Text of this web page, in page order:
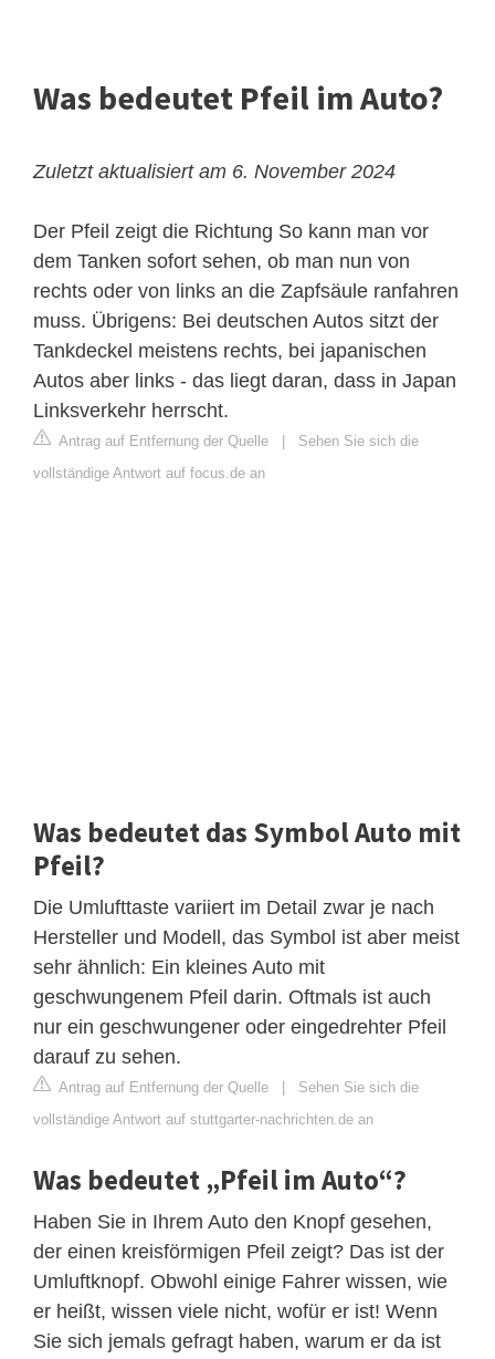
Was bedeutet Pfeil im Auto?
Zuletzt aktualisiert am 6. November 2024
Der Pfeil zeigt die Richtung So kann man vor
dem Tanken sofort sehen, ob man nun von
rechts oder von links an die Zapfsäule ranfahren
muss. Übrigens: Bei deutschen Autos sitzt der
Tankdeckel meistens rechts, bei japanischen
Autos aber links - das liegt daran, dass in Japan
Linksverkehr herrscht.
Antrag auf Entfernung der Quelle
Sehen Sie sich die
vollständige Antwort auf focus.de an
Was bedeutet das Symbol Auto mit
Pfeil?
Die Umlufttaste variiert im Detail zwar je nach
Hersteller und Modell, das Symbol ist aber meist
sehr ähnlich: Ein kleines Auto mit
geschwungenem Pfeil darin. Oftmals ist auch
nur ein geschwungener oder eingedrehter Pfeil
darauf zu sehen.
Antrag auf Entfernung der Quelle
Sehen Sie sich die
vollständige Antwort auf stuttgarter-nachrichten.de an
Was bedeutet „Pfeil im Auto“?
Haben Sie in Ihrem Auto den Knopf gesehen,
der einen kreisförmigen Pfeil zeigt? Das ist der
Umluftknopf. Obwohl einige Fahrer wissen, wie
er heißt, wissen viele nicht, wofür er ist! Wenn
Sie sich jemals gefragt haben, warum er da ist